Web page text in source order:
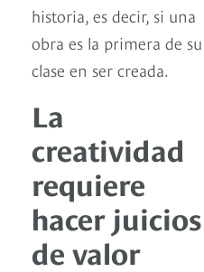
historia, es decir, si una
obra es la primera de su
clase en ser creada.
La
creatividad
requiere
hacer juicios
de valor